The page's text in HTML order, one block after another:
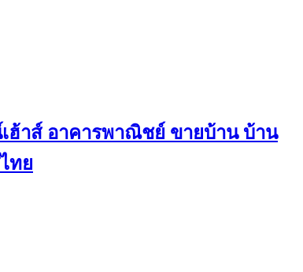
ฮ้าส์ อาคารพาณิชย์ ขายบ้าน บ้าน
ทย